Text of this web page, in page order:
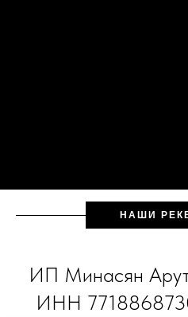
НАШИ
ИП Минасян
ИНН